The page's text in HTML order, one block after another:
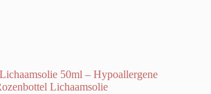
50ml – Hypoallergene
Lichaamsolie